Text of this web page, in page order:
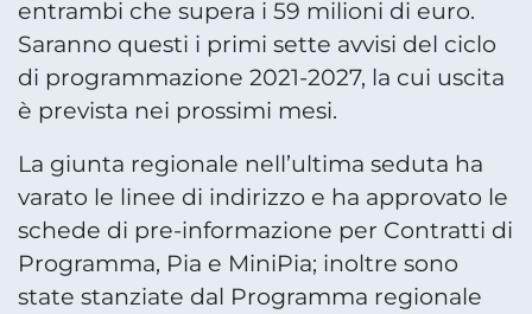
entrambi che supera i 59 milioni di euro.
Saranno questi i primi sette avvisi del ciclo
di programmazione 2021-2027, la cui uscita
è prevista nei prossimi mesi.
La giunta regionale nell’ultima seduta ha
varato le linee di indirizzo e ha approvato le
schede di pre-informazione per Contratti di
Programma, Pia e MiniPia; inoltre sono
state stanziate dal Programma regionale